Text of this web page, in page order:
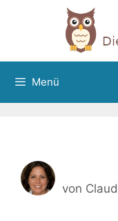
Menü
von